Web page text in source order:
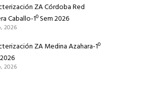
ZA Córdoba Red
Caballo-1º Sem 2026
2026
ZA Medina Azahara-1º
2026